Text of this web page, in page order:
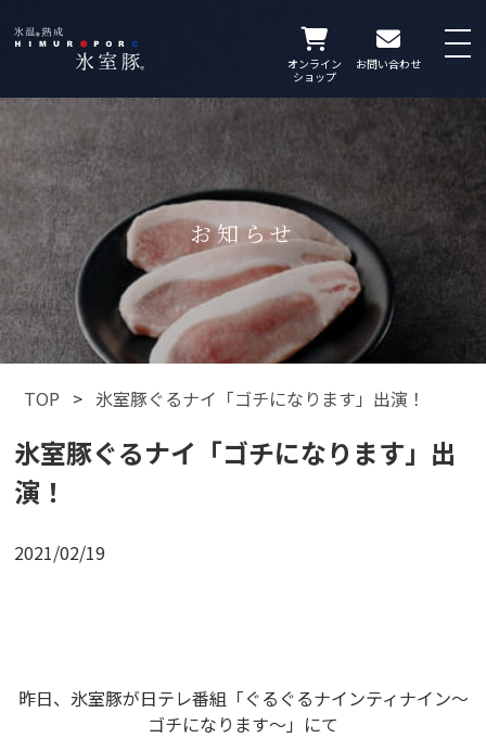
オンライン
ショップ
お問い合わせ
お知らせ
TOP > 氷室豚ぐるナイ「ゴチになります」出演！
氷室豚ぐるナイ「ゴチになります」出
演！
2021/02/19
昨日、氷室豚が日テレ番組「ぐるぐるナインティナイン～
ゴチになります～」にて